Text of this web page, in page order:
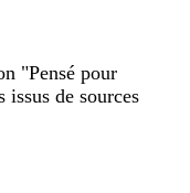
"Pensé pour
issus de sources